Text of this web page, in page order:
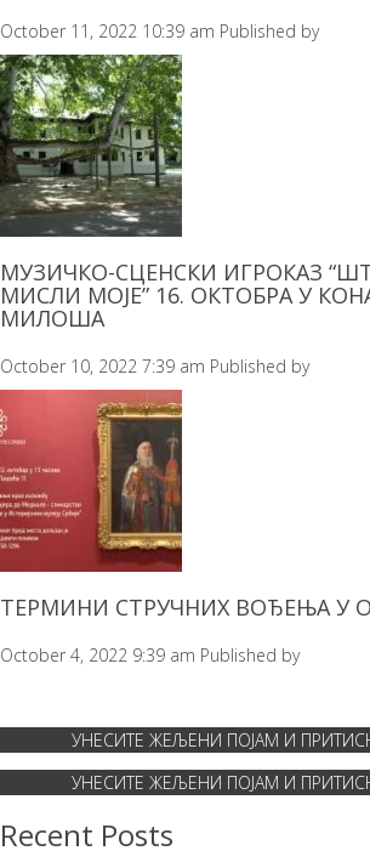
October 11, 2022 10:39 am Published by
МУЗИЧКО-СЦЕНСКИ ИГРОКАЗ
МИСЛИ МОЈЕ” 16. ОКТОБРА У
МИЛОША
October 10, 2022 7:39 am Published by
ТЕРМИНИ СТРУЧНИХ ВОЂЕЊА У
October 4, 2022 9:39 am Published by
Recent Posts